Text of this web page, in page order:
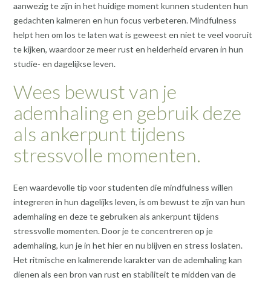
aanwezig te zijn in het huidige moment kunnen studenten hun
gedachten kalmeren en hun focus verbeteren. Mindfulness
helpt hen om los te laten wat is geweest en niet te veel vooruit
te kijken, waardoor ze meer rust en helderheid ervaren in hun
studie- en dagelijkse leven.
Wees bewust van je
ademhaling en gebruik deze
als ankerpunt tijdens
stressvolle momenten.
Een waardevolle tip voor studenten die mindfulness willen
integreren in hun dagelijks leven, is om bewust te zijn van hun
ademhaling en deze te gebruiken als ankerpunt tijdens
stressvolle momenten. Door je te concentreren op je
ademhaling, kun je in het hier en nu blijven en stress loslaten.
Het ritmische en kalmerende karakter van de ademhaling kan
dienen als een bron van rust en stabiliteit te midden van de